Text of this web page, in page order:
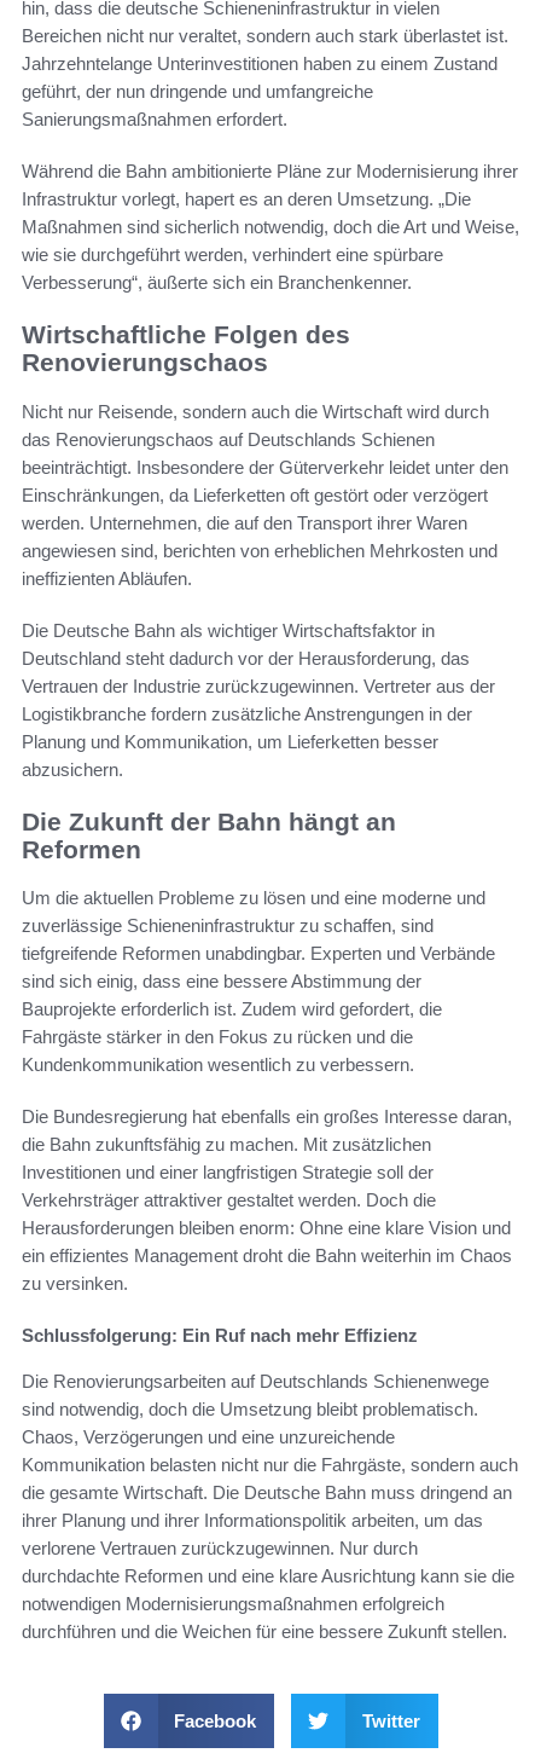
hin, dass die deutsche Schieneninfrastruktur in vielen
Bereichen nicht nur veraltet, sondern auch stark überlastet ist.
Jahrzehntelange Unterinvestitionen haben zu einem Zustand
geführt, der nun dringende und umfangreiche
Sanierungsmaßnahmen erfordert.
Während die Bahn ambitionierte Pläne zur Modernisierung ihrer
Infrastruktur vorlegt, hapert es an deren Umsetzung. „Die
Maßnahmen sind sicherlich notwendig, doch die Art und Weise,
wie sie durchgeführt werden, verhindert eine spürbare
Verbesserung“, äußerte sich ein Branchenkenner.
Wirtschaftliche Folgen des
Renovierungschaos
Nicht nur Reisende, sondern auch die Wirtschaft wird durch
das Renovierungschaos auf Deutschlands Schienen
beeinträchtigt. Insbesondere der Güterverkehr leidet unter den
Einschränkungen, da Lieferketten oft gestört oder verzögert
werden. Unternehmen, die auf den Transport ihrer Waren
angewiesen sind, berichten von erheblichen Mehrkosten und
ineffizienten Abläufen.
Die Deutsche Bahn als wichtiger Wirtschaftsfaktor in
Deutschland steht dadurch vor der Herausforderung, das
Vertrauen der Industrie zurückzugewinnen. Vertreter aus der
Logistikbranche fordern zusätzliche Anstrengungen in der
Planung und Kommunikation, um Lieferketten besser
abzusichern.
Die Zukunft der Bahn hängt an
Reformen
Um die aktuellen Probleme zu lösen und eine moderne und
zuverlässige Schieneninfrastruktur zu schaffen, sind
tiefgreifende Reformen unabdingbar. Experten und Verbände
sind sich einig, dass eine bessere Abstimmung der
Bauprojekte erforderlich ist. Zudem wird gefordert, die
Fahrgäste stärker in den Fokus zu rücken und die
Kundenkommunikation wesentlich zu verbessern.
Die Bundesregierung hat ebenfalls ein großes Interesse daran,
die Bahn zukunftsfähig zu machen. Mit zusätzlichen
Investitionen und einer langfristigen Strategie soll der
Verkehrsträger attraktiver gestaltet werden. Doch die
Herausforderungen bleiben enorm: Ohne eine klare Vision und
ein effizientes Management droht die Bahn weiterhin im Chaos
zu versinken.
Schlussfolgerung: Ein Ruf nach mehr Effizienz
Die Renovierungsarbeiten auf Deutschlands Schienenwege
sind notwendig, doch die Umsetzung bleibt problematisch.
Chaos, Verzögerungen und eine unzureichende
Kommunikation belasten nicht nur die Fahrgäste, sondern auch
die gesamte Wirtschaft. Die Deutsche Bahn muss dringend an
ihrer Planung und ihrer Informationspolitik arbeiten, um das
verlorene Vertrauen zurückzugewinnen. Nur durch
durchdachte Reformen und eine klare Ausrichtung kann sie die
notwendigen Modernisierungsmaßnahmen erfolgreich
durchführen und die Weichen für eine bessere Zukunft stellen.
Facebook Twitter